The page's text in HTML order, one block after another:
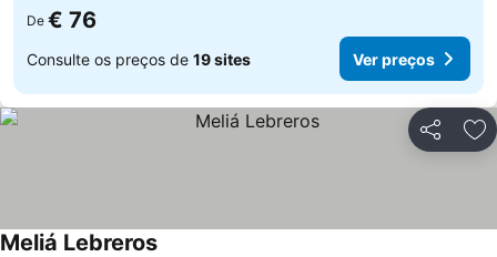
De € 76
Consulte os preços de 19 sites Ver preços
Partilhar
Meliá Lebreros